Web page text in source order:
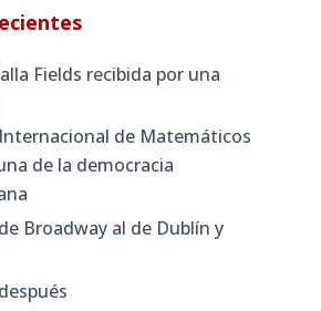
Fields recibida por una
de Matemáticos
de la democracia
Broadway al de Dublín y